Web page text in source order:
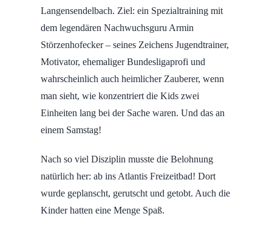
Langensendelbach. Ziel: ein Spezialtraining mit
dem legendären Nachwuchsguru Armin
Störzenhofecker – seines Zeichens Jugendtrainer,
Motivator, ehemaliger Bundesligaprofi und
wahrscheinlich auch heimlicher Zauberer, wenn
man sieht, wie konzentriert die Kids zwei
Einheiten lang bei der Sache waren. Und das an
einem Samstag!
Nach so viel Disziplin musste die Belohnung
natürlich her: ab ins Atlantis Freizeitbad! Dort
wurde geplanscht, gerutscht und getobt. Auch die
Kinder hatten eine Menge Spaß.